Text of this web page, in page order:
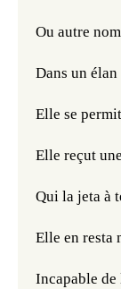
Ou autre
Dans un
Elle se
Elle reçut
Qui la jeta à
Elle en resta
Incapable